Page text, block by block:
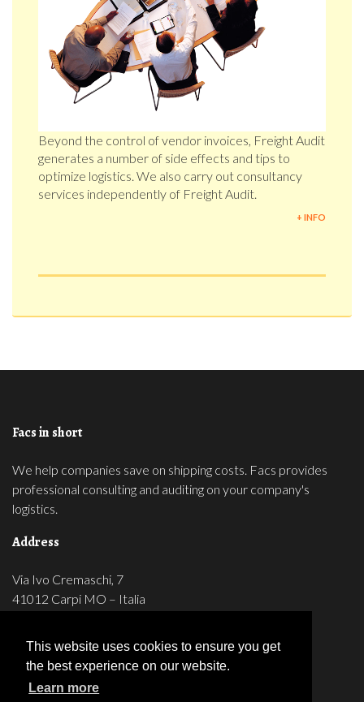
This website uses cookies to ensure you get
the best experience on our website.
Learn more
Beyond the control of vendor invoices, Freight Audit
generates a number of side effects and tips to
optimize logistics. We also carry out consultancy
services independently of Freight Audit.
+ INFO
Facs in short
We help companies save on shipping costs. Facs provides
professional consulting and auditing on your company's
logistics.
Address
Via Ivo Cremaschi, 7
41012 Carpi MO – Italia
Tel 059 5961057
Fax 059 5961450